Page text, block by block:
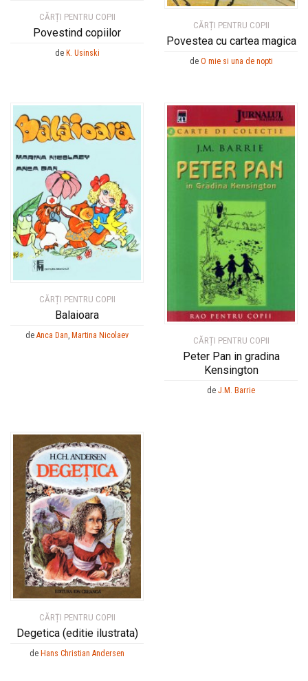
CĂRȚI PENTRU COPII
Povestind copiilor
de K. Usinski
CĂRȚI PENTRU COPII
Povestea cu cartea magica
de O mie si una de nopti
CĂRȚI PENTRU COPII
Balaioara
de Anca Dan, Martina Nicolaev
CĂRȚI PENTRU COPII
Peter Pan in gradina
Kensington
de J.M. Barrie
CĂRȚI PENTRU COPII
Degetica (editie ilustrata)
de Hans Christian Andersen